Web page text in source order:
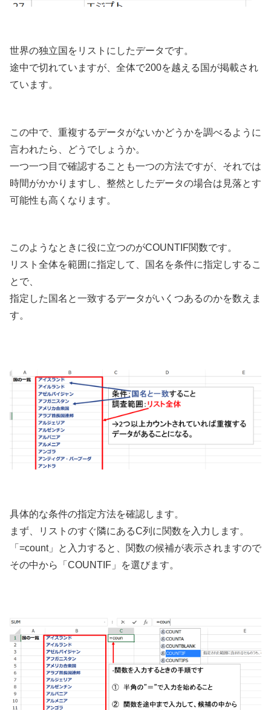
世界の独立国をリストにしたデータです。
途中で切れていますが、全体で200を越える国が掲載され
ています。
この中で、重複するデータがないかどうかを調べるように
言われたら、どうでしょうか。
一つ一つ目で確認することも一つの方法ですが、それでは
時間がかかりますし、整然としたデータの場合は見落とす
可能性も高くなります。
このようなときに役に立つのがCOUNTIF関数です。
リスト全体を範囲に指定して、国名を条件に指定しするこ
とで、
指定した国名と一致するデータがいくつあるのかを数えま
す。
具体的な条件の指定方法を確認します。
まず、リストのすぐ隣にあるC列に関数を入力します。
「=count」と入力すると、関数の候補が表示されますので
その中から「COUNTIF」を選びます。